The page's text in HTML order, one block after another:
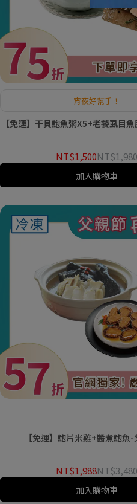
宵夜好幫手！
【免運】干貝鮑魚粥X5+老饕虱目
NT$1,500NT$1,980
加入購物車
【免運】鮑片米雞+醬煮鮑魚
NT$1,988NT$3,480
加入購物車